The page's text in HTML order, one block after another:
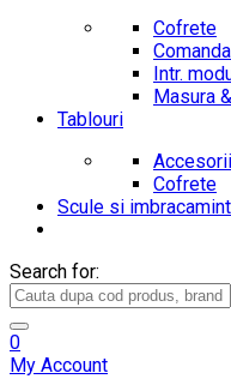
Cofrete
Intr.
Masura
Tablouri
Cofrete
Scule si
Search for:
0
My Account